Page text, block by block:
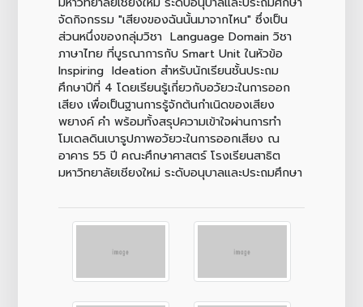
จัดกิจกรรม "เสียงของฉันนั้นมาจากไหน" ซึ่งเป็น
ส่วนหนึ่งของกลุ่มวิชา Language Domain วิชา
ภาษาไทย ที่บูรณาการกับ Smart Unit ในหัวข้อ
Inspiring Ideation สำหรับนักเรียนชั้นประถม
ศึกษาปีที่ 4 โดยเรียนรู้เกี่ยวกับอวัยวะในการออก
เสียง เพื่อเป็นฐานการรู้จักต้นกำเนิดของเสียง
พยางค์ คำ พร้อมทั้งสรุปความเข้าใจผ่านการทำ
โมเดลดินเบารูปภาพอวัยวะในการออกเสียง ณ
อาคาร 55 ปี คณะศึกษาศาสตร์ โรงเรียนสาธิต
มหาวิทยาลัยเชียงใหม่ ระดับอนุบาลและประถมศึกษา